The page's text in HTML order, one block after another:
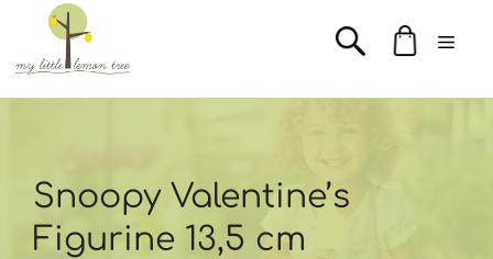
Μετάβαση
περιεχόμενο
Snoopy Valentine’s
Figurine 13,5 cm